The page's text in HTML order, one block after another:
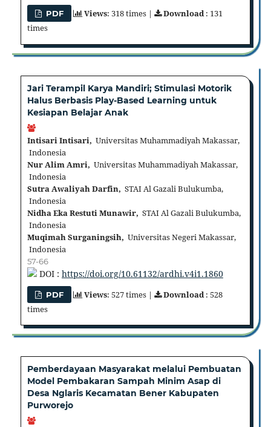
PDF Views: 318 times | Download: 131
times
Jari Terampil Karya Mandiri; Stimulasi Motorik
Halus Berbasis Play-Based Learning untuk
Kesiapan Belajar Anak
Intisari Intisari, Universitas Muhammadiyah Makassar,
Indonesia
Nur Alim Amri, Universitas Muhammadiyah Makassar,
Indonesia
Sutra Awaliyah Darfin, STAI Al Gazali Bulukumba,
Indonesia
Nidha Eka Restuti Munawir, STAI Al Gazali Bulukumba,
Indonesia
Muqimah Surganingsih, Universitas Negeri Makassar,
Indonesia
57-66
DOI : https://doi.org/10.61132/ardhi.v4i1.1860
PDF Views: 527 times | Download: 528
times
Pemberdayaan Masyarakat melalui Pembuatan
Model Pembakaran Sampah Minim Asap di
Desa Nglaris Kecamatan Bener Kabupaten
Purworejo